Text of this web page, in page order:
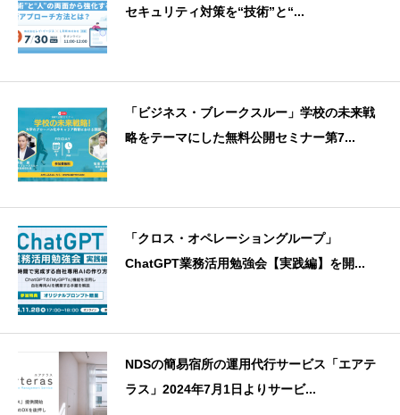
セキュリティ対策を“技術”と“...
「ビジネス・ブレークスルー」学校の未来戦
略をテーマにした無料公開セミナー第7...
「クロス・オペレーショングループ」
ChatGPT業務活用勉強会【実践編】を開...
NDSの簡易宿所の運用代行サービス「エアテ
ラス」2024年7月1日よりサービ...